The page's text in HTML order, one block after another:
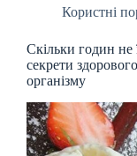
Користні
Скільки годин не
секрети
організму